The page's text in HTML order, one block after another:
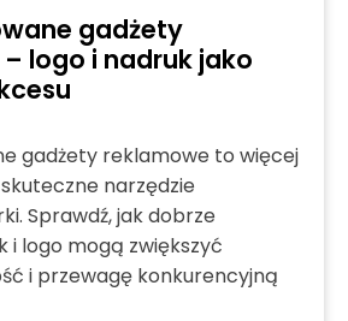
gadżety
logo i nadruk jako
gadżety reklamowe to więcej
narzędzie
Sprawdź, jak dobrze
i logo mogą zwiększyć
i przewagę konkurencyjną